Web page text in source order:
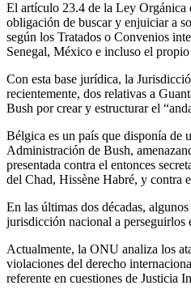
El artículo 23.4 de la Ley Orgánica
obligación de buscar y enjuiciar a
según los Tratados o Convenios
Senegal, México e incluso el
Con esta base jurídica, la
recientemente, dos relativas a
Bush por crear y estructurar el
Bélgica es un país que disponía de
Administración de Bush,
presentada contra el entonces
del Chad, Hissène Habré, y contra
En las últimas dos décadas,
jurisdicción nacional a perseguirlos
Actualmente, la ONU analiza los
violaciones del derecho
referente en cuestiones de Justicia